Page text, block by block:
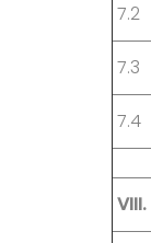
7.2
7.3
7.4
VIII.